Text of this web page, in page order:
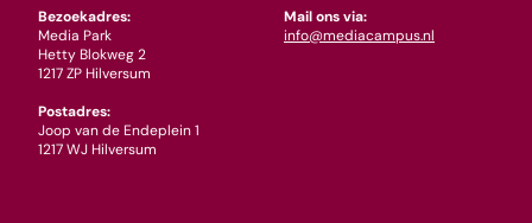
Bezoekadres:
Media Park
Hetty Blokweg 2
1217 ZP Hilversum
Postadres:
Joop van de Endeplein 1
1217 WJ Hilversum
Mail ons via:
info@mediacampus.nl